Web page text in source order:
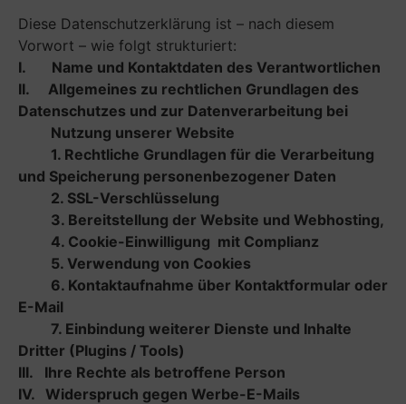
Diese Datenschutzerklärung ist – nach diesem
Vorwort – wie folgt strukturiert:
I. Name und Kontaktdaten des Verantwortlichen
II. Allgemeines zu rechtlichen Grundlagen des
Datenschutzes und zur Datenverarbeitung bei
Nutzung unserer Website
1. Rechtliche Grundlagen für die Verarbeitung
und Speicherung personenbezogener Daten
2. SSL-Verschlüsselung
3. Bereitstellung der Website und Webhosting,
4. Cookie-Einwilligung mit Complianz
5. Verwendung von Cookies
6. Kontaktaufnahme über Kontaktformular oder
E-Mail
7. Einbindung weiterer Dienste und Inhalte
Dritter (Plugins / Tools)
III. Ihre Rechte als betroffene Person
IV. Widerspruch gegen Werbe-E-Mails